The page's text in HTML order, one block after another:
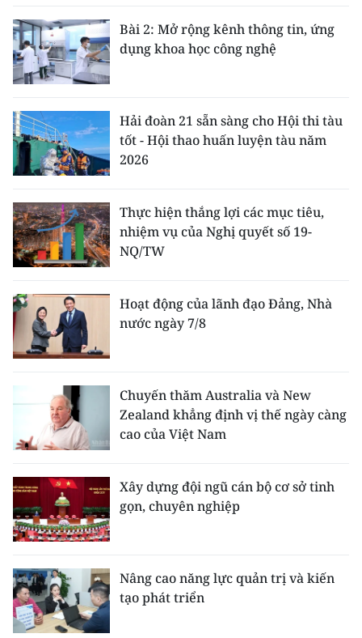
中文
FRANÇAIS
РУССКИЙ
ESPAÑOL
한국어
Bài 2: Mở rộng kênh thông tin, ứng
dụng khoa học công nghệ
Hải đoàn 21 sẵn sàng cho Hội thi tàu
tốt - Hội thao huấn luyện tàu năm
2026
Thực hiện thắng lợi các mục tiêu,
nhiệm vụ của Nghị quyết số 19-
NQ/TW
Hoạt động của lãnh đạo Đảng, Nhà
nước ngày 7/8
Chuyến thăm Australia và New
Zealand khẳng định vị thế ngày càng
cao của Việt Nam
Xây dựng đội ngũ cán bộ cơ sở tinh
gọn, chuyên nghiệp
Nâng cao năng lực quản trị và kiến
tạo phát triển